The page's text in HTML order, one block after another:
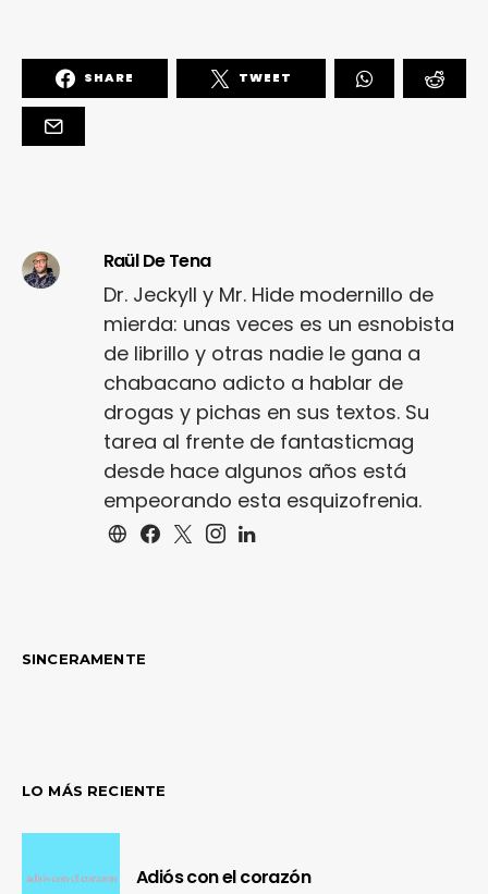
SHARE TWEET
Raül De Tena
Dr. Jeckyll y Mr. Hide modernillo de
mierda: unas veces es un esnobista
de librillo y otras nadie le gana a
chabacano adicto a hablar de
drogas y pichas en sus textos. Su
tarea al frente de fantasticmag
desde hace algunos años está
empeorando esta esquizofrenia.
SINCERAMENTE
LO MÁS RECIENTE
Adiós con el corazón